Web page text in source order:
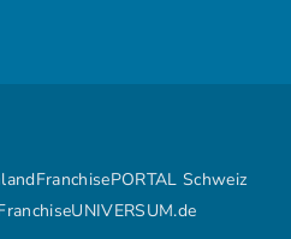
FranchisePORTAL Schweiz